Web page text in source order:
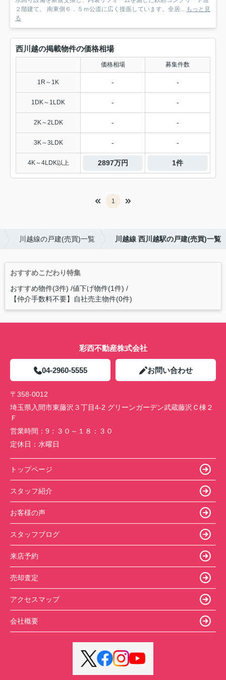
２階建て。 南東側６．５ｍ公道に広く接面しています。全居... もっと見
る
西川越の掲載物件の価格相場
価格相場 募集件数
1R～1K - -
1DK～1LDK - -
2K～2LDK - -
3K～3LDK - -
4K～4LDK以上 2897万円 1件
1
川越線の戸建(売買)一覧 川越線 西川越駅の戸建(売買)一覧
おすすめこだわり特集
おすすめ物件(3件) 値下げ物件(1件)
【仲介手数料不要】自社売主物件(0件)
彩西不動産株式会社
04-2960-5555 お問い合わせ
〒358-0012
埼玉県入間市東藤沢３丁目4-2 グリーンガーデン武蔵藤沢Ｃ棟２
Ｆ
営業時間： 9：３０～１８：３０
定休日： 水曜日
トップページ
スタッフ紹介
お客様の声
スタッフブログ
来店予約
売却査定
アクセスマップ
会社概要